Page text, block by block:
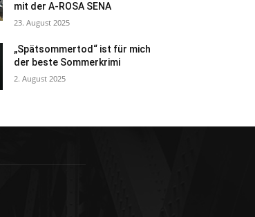
mit der A-ROSA SENA
23. August 2025
„Spätsommertod“ ist für mich
der beste Sommerkrimi
2. August 2025